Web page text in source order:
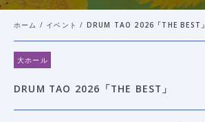
ホーム / イベント / DRUM TAO 2026「THE BEST」
大ホール
DRUM TAO 2026「THE BEST」